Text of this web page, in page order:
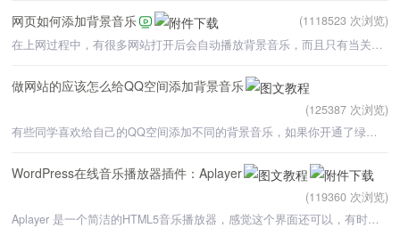
网页如何添加背景音乐
(1118523 次浏览)
在上网过程中，有很多网站打开后会自动播放背景音乐，而且只有当关闭网页之后背景音乐才会停止。在我们
做网站的应该怎么给QQ空间添加背景音乐
(125387 次浏览)
有些同学喜欢给自己的QQ空间添加不同的背景音乐，如果你开通了绿钻，那是一件特别容易的事情，对于没有开通
WordPress在线音乐播放器插件：Aplayer
(119360 次浏览)
Aplayer 是一个简洁的HTML5音乐播放器，感觉这个界面还可以，有时间就将它做成了一款WordPress插件，下面先